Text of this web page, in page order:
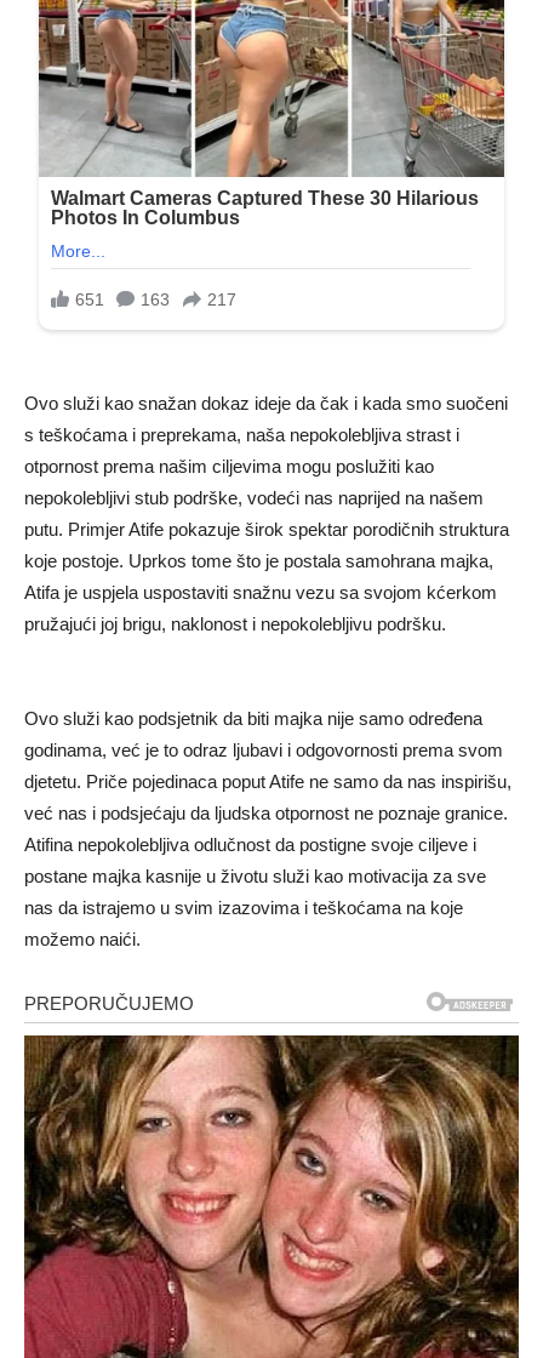
Ovo služi kao snažan dokaz ideje da čak i kada smo suočeni
s teškoćama i preprekama, naša nepokolebljiva strast i
otpornost prema našim ciljevima mogu poslužiti kao
nepokolebljivi stub podrške, vodeći nas naprijed na našem
putu. Primjer Atife pokazuje širok spektar porodičnih struktura
koje postoje. Uprkos tome što je postala samohrana majka,
Atifa je uspjela uspostaviti snažnu vezu sa svojom kćerkom
pružajući joj brigu, naklonost i nepokolebljivu podršku.
Ovo služi kao podsjetnik da biti majka nije samo određena
godinama, već je to odraz ljubavi i odgovornosti prema svom
djetetu. Priče pojedinaca poput Atife ne samo da nas inspirišu,
već nas i podsjećaju da ljudska otpornost ne poznaje granice.
Atifina nepokolebljiva odlučnost da postigne svoje ciljeve i
postane majka kasnije u životu služi kao motivacija za sve
nas da istrajemo u svim izazovima i teškoćama na koje
možemo naići.